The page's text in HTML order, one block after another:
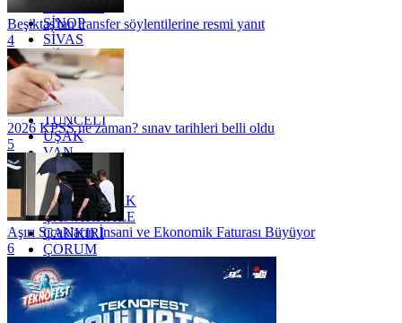
SİNOP
SİVAS
SİİRT
TEKİRDAĞ
TOKAT
TRABZON
TUNCELİ
UŞAK
VAN
YALOVA
YOZGAT
ZONGULDAK
ÇANAKKALE
ÇANKIRI
ÇORUM
İSTANBUL
İZMİR
ŞANLIURFA
ŞIRNAK
Beşiktaş'tan transfer söylentilerine resmi yanıt
4
2026 KPSS ne zaman? sınav tarihleri belli oldu
5
Aşırı Sıcakların İnsani ve Ekonomik Faturası Büyüyor
6